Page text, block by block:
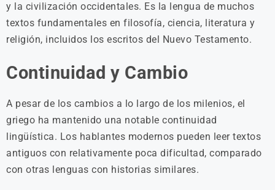
y la civilización occidentales. Es la lengua de muchos
textos fundamentales en filosofía, ciencia, literatura y
religión, incluidos los escritos del Nuevo Testamento.
Continuidad y Cambio
A pesar de los cambios a lo largo de los milenios, el
griego ha mantenido una notable continuidad
lingüística. Los hablantes modernos pueden leer textos
antiguos con relativamente poca dificultad, comparado
con otras lenguas con historias similares.